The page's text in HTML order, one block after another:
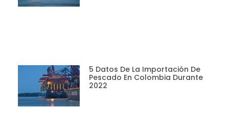
5 Datos De La Importación De
Pescado En Colombia Durante
2022